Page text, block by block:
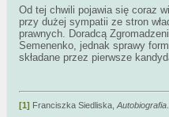
Od tej chwili pojawia się coraz
przy dużej sympatii ze stron
prawnych. Doradcą
Semenenko, jednak sprawy
składane przez pierwsze
[1] Franciszka Siedliska, Autobiografia